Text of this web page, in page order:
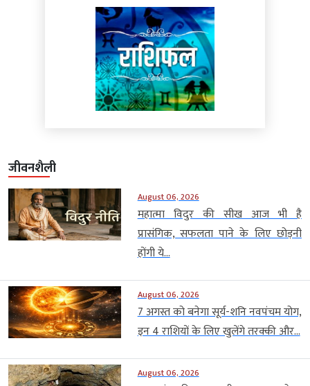
जीवनशैली
August 06, 2026
महात्मा विदुर की सीख आज भी है
प्रासंगिक, सफलता पाने के लिए छोड़नी
होंगी ये...
August 06, 2026
7 अगस्त को बनेगा सूर्य-शनि नवपंचम योग,
इन 4 राशियों के लिए खुलेंगे तरक्की और...
August 06, 2026